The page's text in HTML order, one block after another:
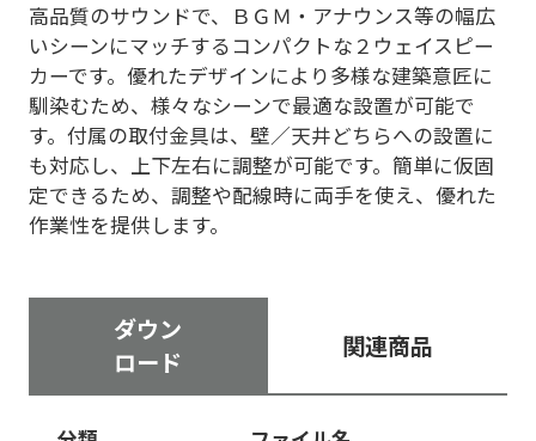
高品質のサウンドで、ＢＧＭ・アナウンス等の幅広
いシーンにマッチするコンパクトな２ウェイスピー
カーです。優れたデザインにより多様な建築意匠に
馴染むため、様々なシーンで最適な設置が可能で
す。付属の取付金具は、壁／天井どちらへの設置に
も対応し、上下左右に調整が可能です。簡単に仮固
定できるため、調整や配線時に両手を使え、優れた
作業性を提供します。
ダウン
ロード
関連商品